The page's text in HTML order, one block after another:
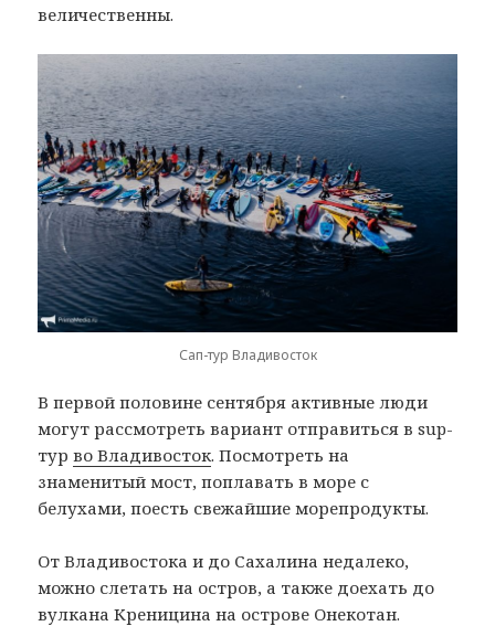
величественны.
Сап-тур Владивосток
В первой половине сентября активные люди
могут рассмотреть вариант отправиться в sup-
турво Владивосток. Посмотреть на
знаменитый мост, поплавать в море с
белухами, поесть свежайшие морепродукты.
От Владивостока и до Сахалина недалеко,
можно слетать на остров, а также доехать до
вулкана Креницина на острове Онекотан.